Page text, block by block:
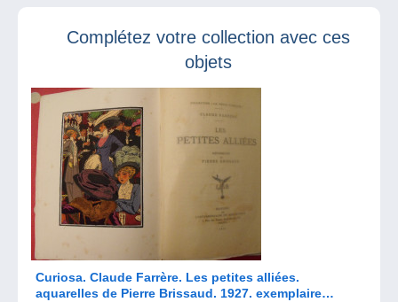
Complétez votre collection avec ces
objets
Curiosa. Claude Farrère. Les petites alliées.
aquarelles de Pierre Brissaud. 1927. exemplaire